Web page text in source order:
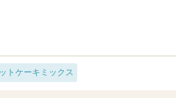
トケーキミックス